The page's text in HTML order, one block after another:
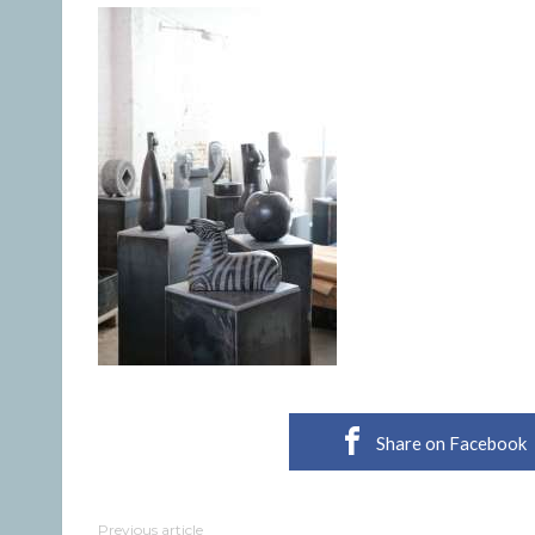
Share on Facebook
Previous article